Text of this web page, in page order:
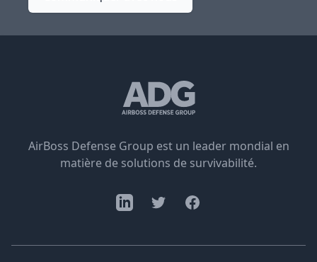
AirBoss Defense Group est un leader mondial en
matière de solutions de survivabilité.